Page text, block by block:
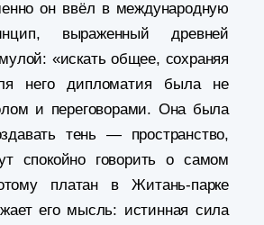
он ввёл в международную
выраженный древней
«искать общее, сохраняя
него дипломатия была не
и переговорами. Она была
тень — пространство,
спокойно говорить о самом
платан в Житань-парке
его мысль: истинная сила